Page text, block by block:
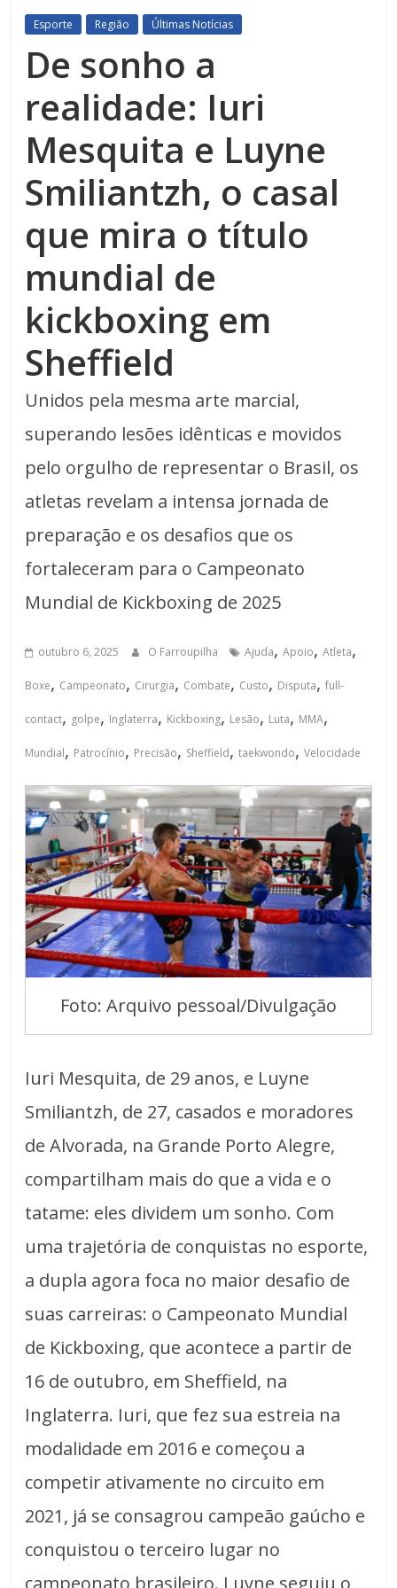
Esporte Região Últimas Notícias
De sonho a
realidade: Iuri
Mesquita e Luyne
Smiliantzh, o casal
que mira o título
mundial de
kickboxing em
Sheffield
Unidos pela mesma arte marcial,
superando lesões idênticas e movidos
pelo orgulho de representar o Brasil, os
atletas revelam a intensa jornada de
preparação e os desafios que os
fortaleceram para o Campeonato
Mundial de Kickboxing de 2025
outubro 6, 2025 O Farroupilha Ajuda,Apoio,Atleta,
Boxe, Campeonato, Cirurgia, Combate, Custo, Disputa,full-
contact, golpe, Inglaterra, Kickboxing, Lesão, Luta, MMA,
Mundial, Patrocínio, Precisão, Sheffield,taekwondo,Velocidade
Foto: Arquivo pessoal/Divulgação
Iuri Mesquita, de 29 anos, e Luyne
Smiliantzh, de 27, casados e moradores
de Alvorada, na Grande Porto Alegre,
compartilham mais do que a vida e o
tatame: eles dividem um sonho. Com
uma trajetória de conquistas no esporte,
a dupla agora foca no maior desafio de
suas carreiras: o Campeonato Mundial
de Kickboxing, que acontece a partir de
16 de outubro, em Sheffield, na
Inglaterra. Iuri, que fez sua estreia na
modalidade em 2016 e começou a
competir ativamente no circuito em
2021, já se consagrou campeão gaúcho e
conquistou o terceiro lugar no